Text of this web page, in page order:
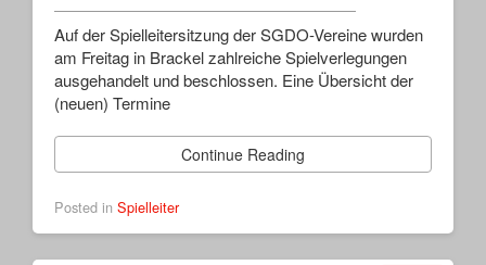
Auf der Spielleitersitzung der SGDO-Vereine wurden
am Freitag in Brackel zahlreiche Spielverlegungen
ausgehandelt und beschlossen. Eine Übersicht der
(neuen) Termine
Continue Reading
Posted in Spielleiter